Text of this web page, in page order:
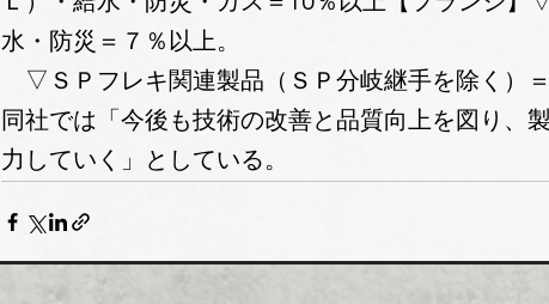
水・防災＝７％以上。
▽ＳＰフレキ関連製品（ＳＰ分岐継手を除く）＝
同社では「今後も技術の改善と品質向上を図り、
力していく」としている。